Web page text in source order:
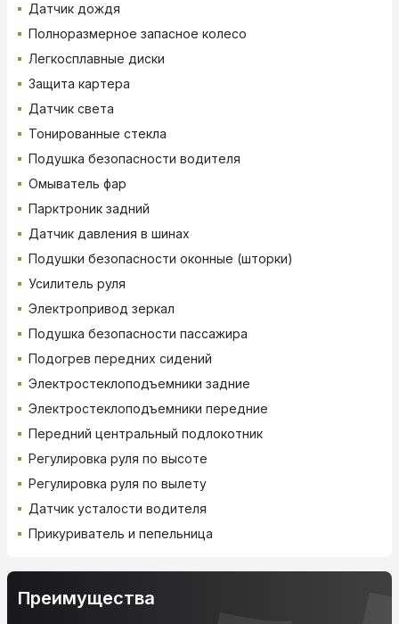
Датчик дождя
Полноразмерное запасное колесо
Легкосплавные диски
Защита картера
Датчик света
Тонированные стекла
Подушка безопасности водителя
Омыватель фар
Парктроник задний
Датчик давления в шинах
Подушки безопасности оконные (шторки)
Усилитель руля
Электропривод зеркал
Подушка безопасности пассажира
Подогрев передних сидений
Электростеклоподъемники задние
Электростеклоподъемники передние
Передний центральный подлокотник
Регулировка руля по высоте
Регулировка руля по вылету
Датчик усталости водителя
Прикуриватель и пепельница
Преимущества